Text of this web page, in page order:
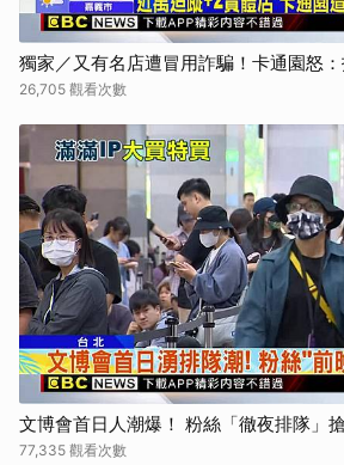
獨家／又有名店遭冒用詐騙！卡通園怒
26,705 觀看次數
文博會首日人潮爆！ 粉絲「徹夜排隊」
77,335 觀看次數